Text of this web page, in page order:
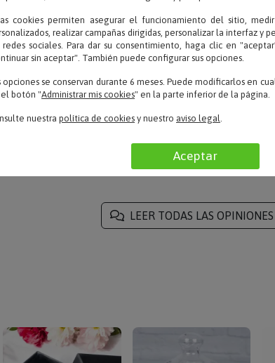
OPINIONES
«Lo ha comprado mi hijo para su chica.
original y ha llegado enseguida.»
LEER TODAS LAS OPINIONES
cookies permiten asegurar el funcionamiento del sitio,
realizar campañas dirigidas, personalizar la interfaz y
redes sociales. Para dar su consentimiento, haga clic en
sin aceptar". También puede configurar sus opciones.
opciones se conservan durante 6 meses. Puede modificarlos en
botón "Administrar mis cookies" en la parte inferior de la página.
nuestra política de cookies y nuestro aviso legal
Aceptar